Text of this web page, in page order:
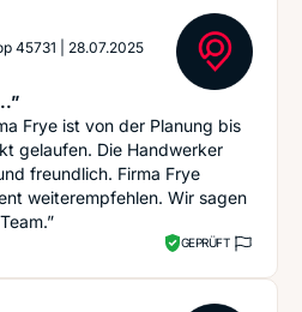
45731 28.07.2025
Frye ist von der Planung bis
gelaufen. Die Handwerker
freundlich. Firma Frye
weiterempfehlen. Wir sagen
GEPRÜFT